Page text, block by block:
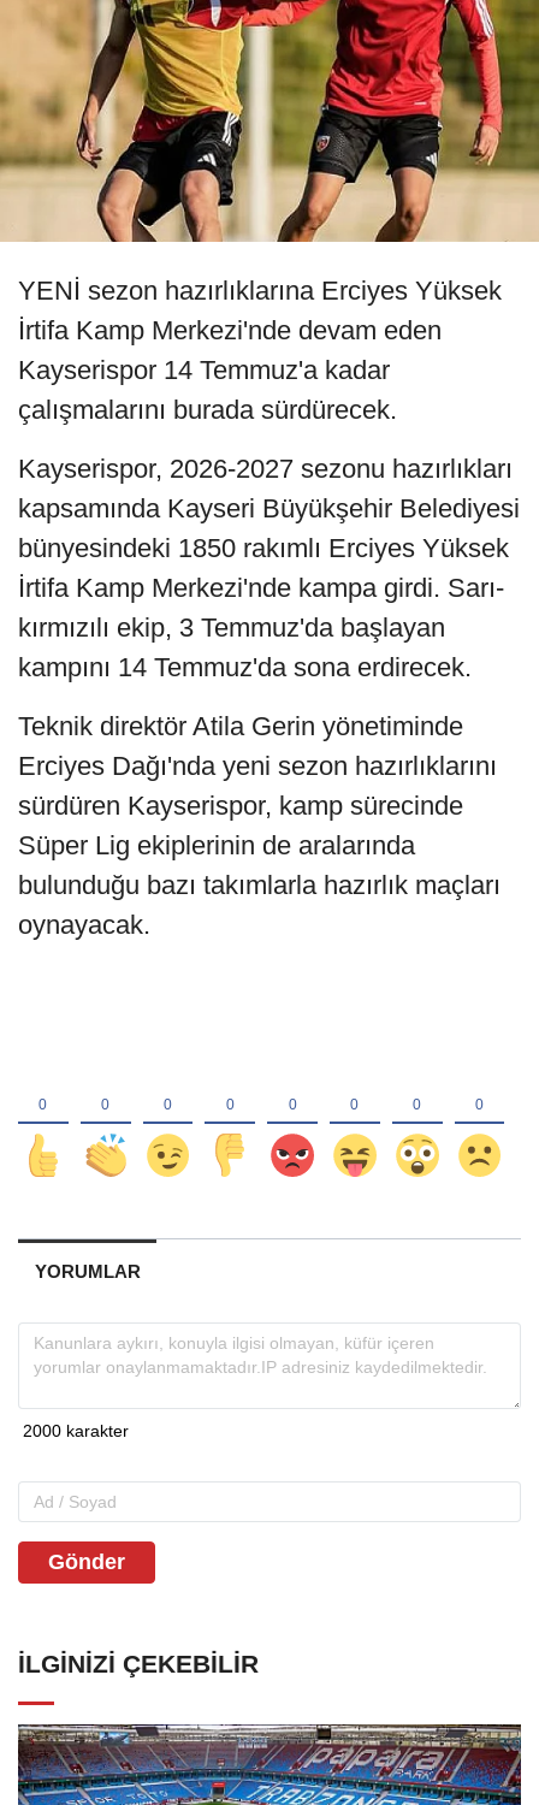
YENİ sezon hazırlıklarına Erciyes Yüksek
İrtifa Kamp Merkezi'nde devam eden
Kayserispor 14 Temmuz'a kadar
çalışmalarını burada sürdürecek.
Kayserispor, 2026-2027 sezonu hazırlıkları
kapsamında Kayseri Büyükşehir Belediyesi
bünyesindeki 1850 rakımlı Erciyes Yüksek
İrtifa Kamp Merkezi'nde kampa girdi. Sarı-
kırmızılı ekip, 3 Temmuz'da başlayan
kampını 14 Temmuz'da sona erdirecek.
Teknik direktör Atila Gerin yönetiminde
Erciyes Dağı'nda yeni sezon hazırlıklarını
sürdüren Kayserispor, kamp sürecinde
Süper Lig ekiplerinin de aralarında
bulunduğu bazı takımlarla hazırlık maçları
oynayacak.
YORUMLAR
Gönder
İLGINIZI ÇEKEBILIR